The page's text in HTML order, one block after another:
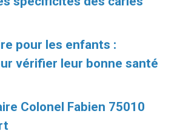
pour les enfants :
vérifier leur bonne santé
Colonel Fabien 75010